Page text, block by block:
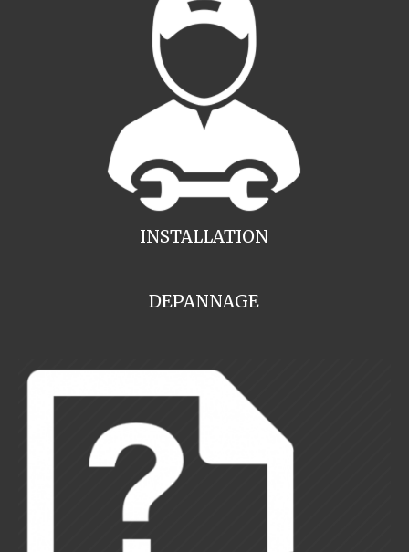
INSTALLATION
DEPANNAGE